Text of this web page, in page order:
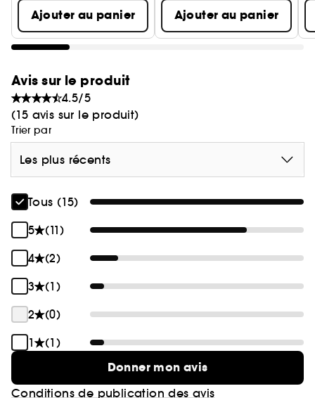
Ajouter au panier Ajouter au panier
Avis sur le produit
4.5/5
(15 avis sur le produit)
Trier par
Les plus récents
Tous (15)
5
(11)
4
(2)
3
(1)
2
(0)
1
(1)
Donner mon avis
Conditions de publication des avis